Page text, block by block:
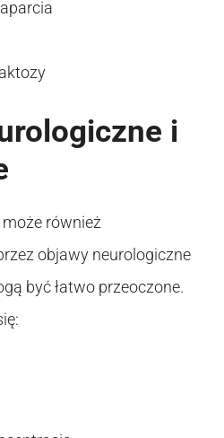
i
również
objawy neurologiczne
być łatwo przeoczone.